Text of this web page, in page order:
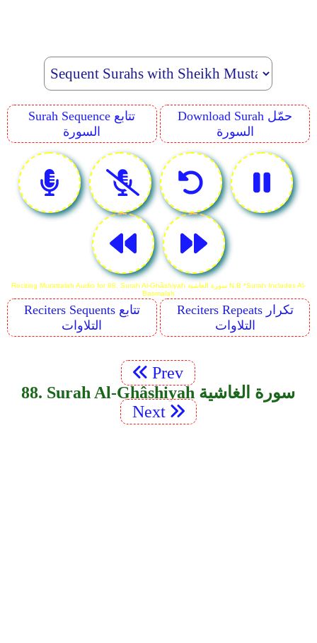
Surah Sequence تتابع
السورة
Download Surah حمّل
السورة
Reciting Murattalah Audio for 88. Surah Al-Ghâshiyah سورة الغاشية N.B *Surah Includes Al-
Basmalah
Reciters Sequents تتابع
التلاوات
Reciters Repeats تكرار
التلاوات
Prev
88. Surah Al-Ghâshiyah سورة الغاشية
Next